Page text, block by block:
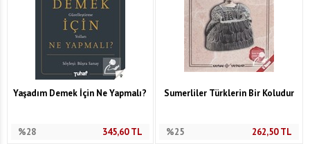
Yaşadım Demek İçin Ne Yapmalı?
%28 345,60TL
Sumerliler Türklerin Bir Koludur
%25 262,50TL